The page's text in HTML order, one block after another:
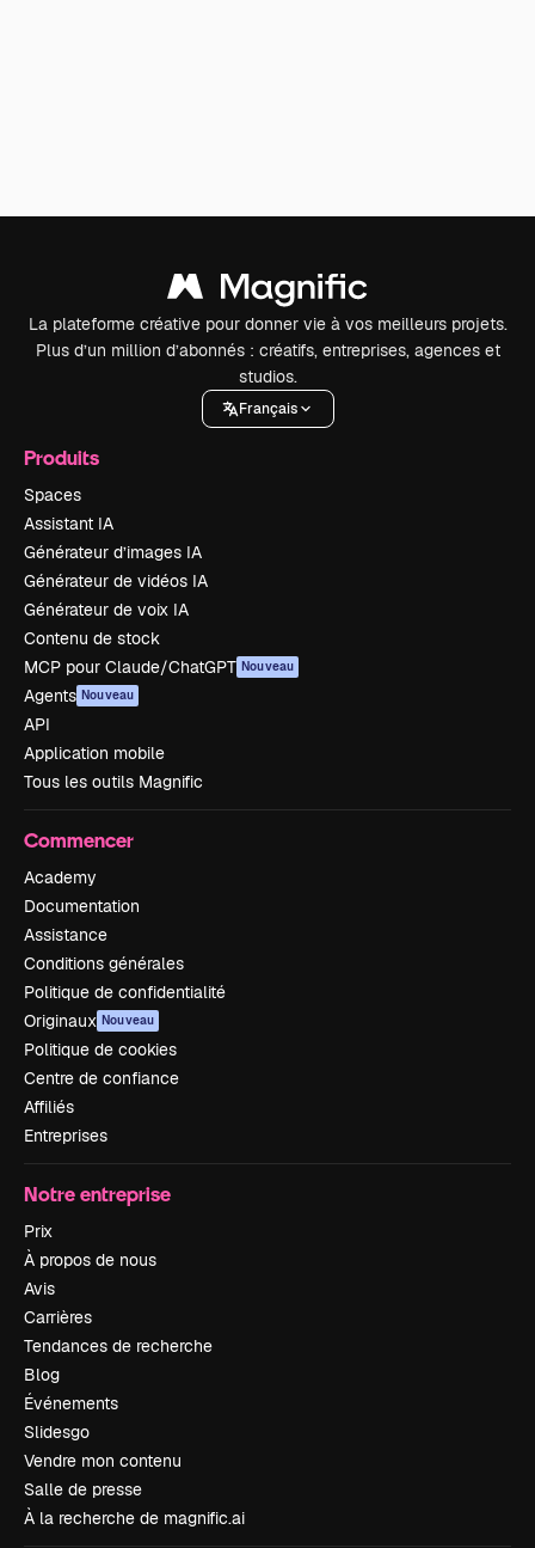
La plateforme créative pour donner vie à vos meilleurs projets.
Plus d’un million d’abonnés : créatifs, entreprises, agences et
studios.
Français
Produits
Spaces
Assistant IA
Générateur d’images IA
Générateur de vidéos IA
Générateur de voix IA
Contenu de stock
MCP pour Claude/ChatGPT Nouveau
Agents Nouveau
API
Application mobile
Tous les outils Magnific
Commencer
Academy
Documentation
Assistance
Conditions générales
Politique de confidentialité
Originaux Nouveau
Politique de cookies
Centre de confiance
Affiliés
Entreprises
Notre entreprise
Prix
À propos de nous
Avis
Carrières
Tendances de recherche
Blog
Événements
Slidesgo
Vendre mon contenu
Salle de presse
À la recherche de magnific.ai